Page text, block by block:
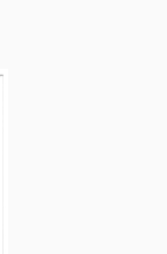
con
de
moldes.